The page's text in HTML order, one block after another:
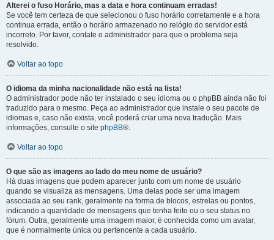
Alterei o fuso Horário, mas a data e hora continuam erradas!
Se você tem certeza de que selecionou o fuso horário corretamente e a hora
continua errada, então o horário armazenado no relógio do servidor está
incorreto. Por favor, contate o administrador para que o problema seja
resolvido.
Voltar ao topo
O idioma da minha nacionalidade não está na lista!
O administrador pode não ter instalado o seu idioma ou o phpBB ainda não foi
traduzido para o mesmo. Peça ao administrador que instale o seu pacote de
idiomas e, caso não exista, você poderá criar uma nova tradução. Mais
informações, consulte o site phpBB®.
Voltar ao topo
O que são as imagens ao lado do meu nome de usuário?
Há duas imagens que podem aparecer junto com um nome de usuário
quando se visualiza as mensagens. Uma delas pode ser uma imagem
associada ao seu rank, geralmente na forma de blocos, estrelas ou pontos,
indicando a quantidade de mensagens que tenha feito ou o seu status no
fórum. Outra, geralmente uma imagem maior, é conhecida como um avatar,
que é normalmente única ou pertencente a cada usuário.